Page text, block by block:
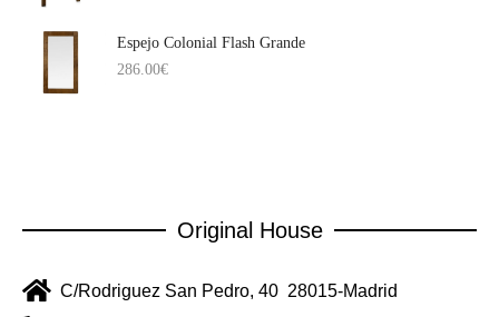
Espejo Colonial Flash Grande
286.00€
Original House
C/Rodriguez San Pedro, 40 28015-Madrid